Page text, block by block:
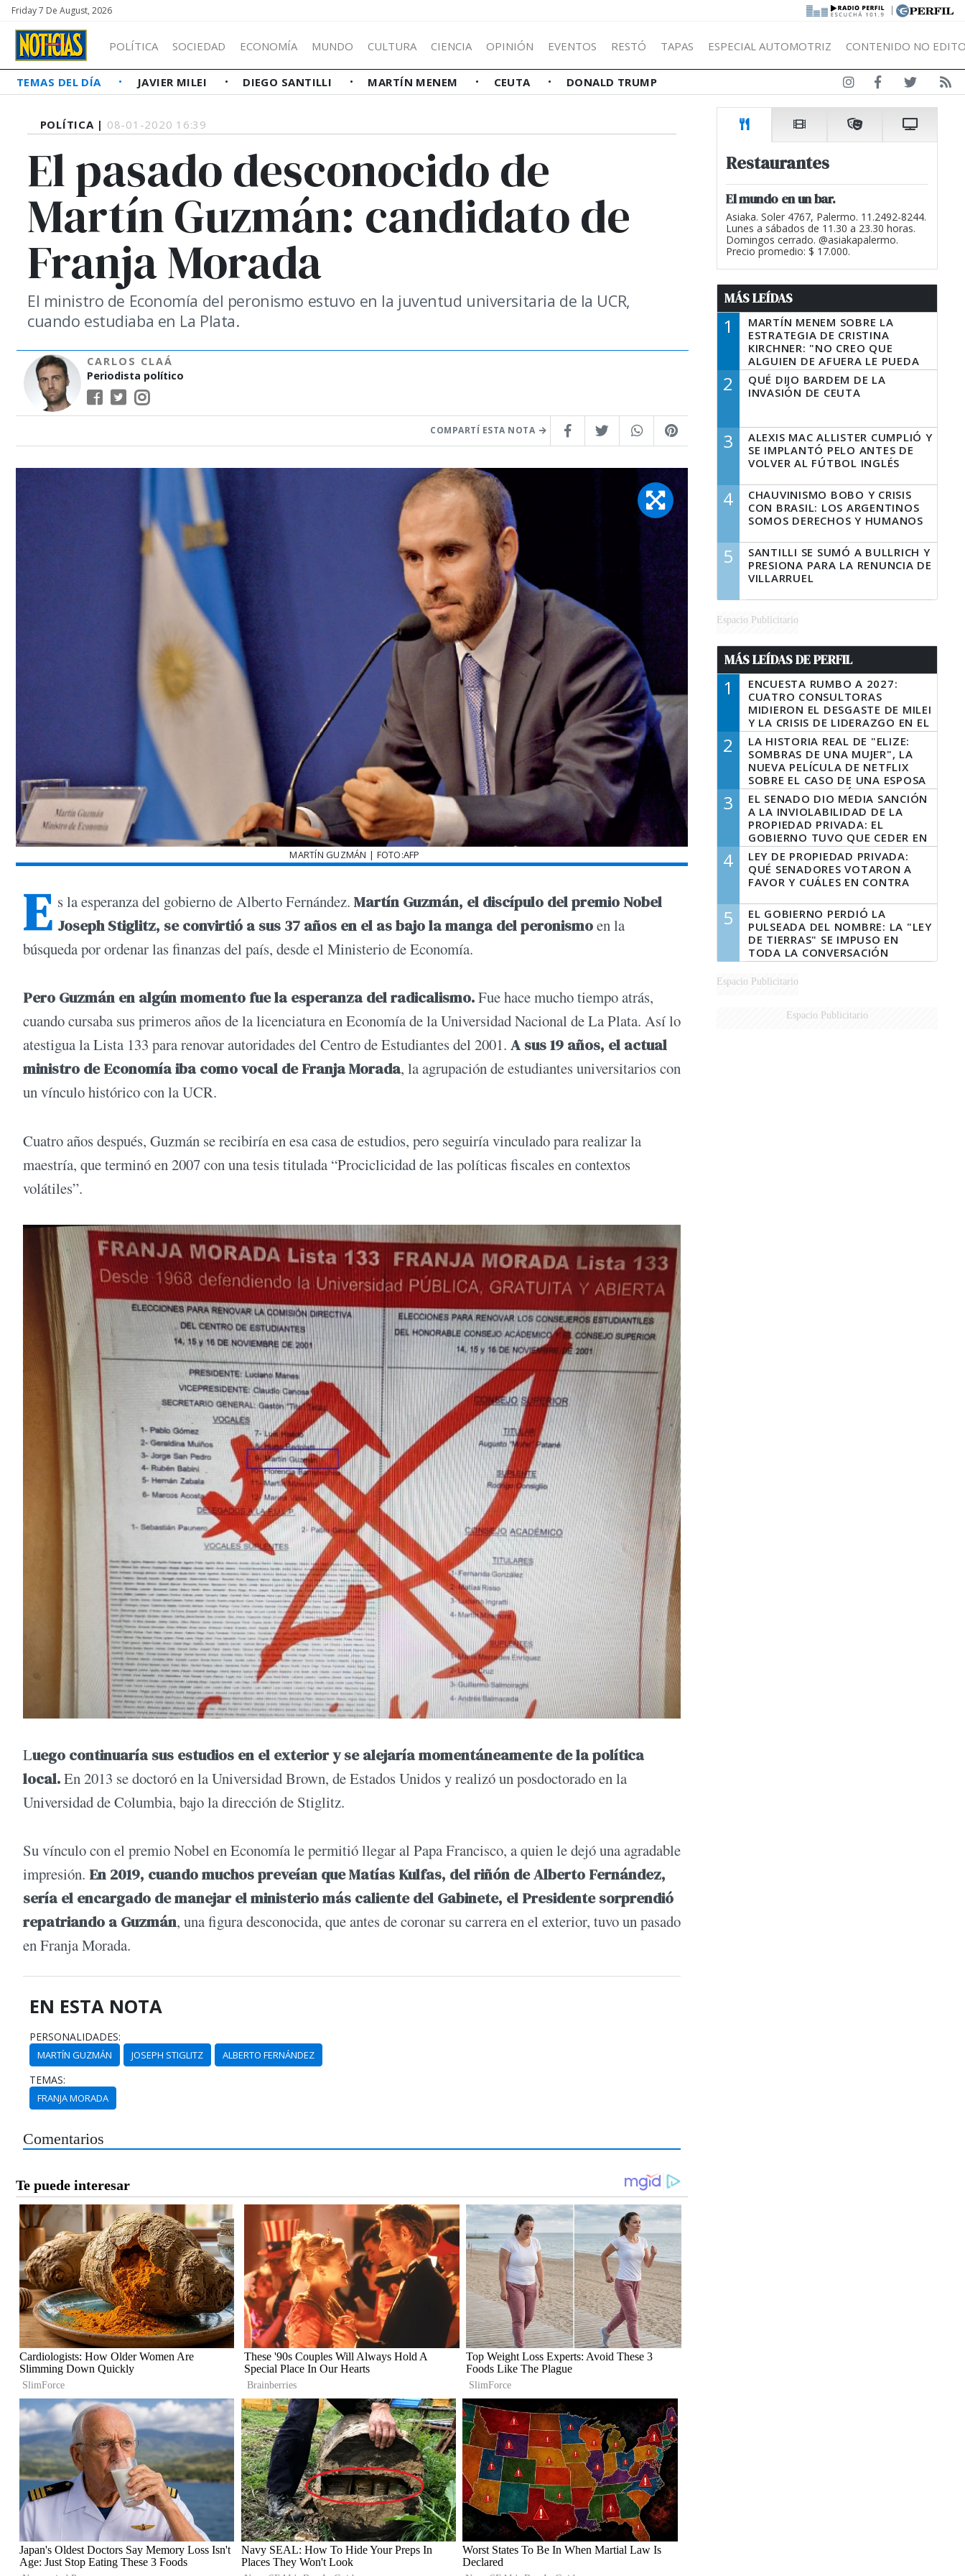
Friday 7 De August, 2026 |
POLÍTICA SOCIEDAD ECONOMÍA MUNDO CULTURA CIENCIA OPINIÓN EVENTOS RESTÓ TAPAS ESPECIAL AUTOMOTRIZ CONTENIDO NO
TEMAS DEL DÍA JAVIER MILEI DIEGO SANTILLI MARTÍN MENEM CEUTA DONALD TRUMP
POLÍTICA | 08-01-2020 16:39
El pasado desconocido de
Martín Guzmán: candidato de
Franja Morada
El ministro de Economía del peronismo estuvo en la juventud universitaria de la UCR,
cuando estudiaba en La Plata.
CARLOS CLAÁ
Periodista político
COMPARTÍ ESTA NOTA
MARTÍN GUZMÁN | FOTO:AFP
E s la esperanza del gobierno de Alberto Fernández. Martín Guzmán, el discípulo del premio Nobel
Joseph Stiglitz, se convirtió a sus 37 años en el as bajo la manga del peronismoen la
búsqueda por ordenar las finanzas del país, desde el Ministerio de Economía.
Pero Guzmán en algún momento fue la esperanza del radicalismo.Fue hace mucho tiempo atrás,
cuando cursaba sus primeros años de la licenciatura en Economía de la Universidad Nacional de La Plata. Así lo
atestigua la Lista 133 para renovar autoridades del Centro de Estudiantes del 2001. A sus 19 años, el actual
ministro de Economía iba como vocal de Franja Morada, la agrupación de estudiantes universitarios con
un vínculo histórico con la UCR.
Cuatro años después, Guzmán se recibiría en esa casa de estudios, pero seguiría vinculado para realizar la
maestría, que terminó en 2007 con una tesis titulada “Prociclicidad de las políticas fiscales en contextos
volátiles”.
Luego continuaría sus estudios en el exterior y se alejaría momentáneamente de la política
local.En 2013 se doctoró en la Universidad Brown, de Estados Unidos y realizó un posdoctorado en la
Universidad de Columbia, bajo la dirección de Stiglitz.
Su vínculo con el premio Nobel en Economía le permitió llegar al Papa Francisco, a quien le dejó una agradable
impresión. En 2019, cuando muchos preveían que Matías Kulfas, del riñón de Alberto Fernández,
sería el encargado de manejar el ministerio más caliente del Gabinete, el Presidente sorprendió
repatriando a Guzmán, una figura desconocida, que antes de coronar su carrera en el exterior, tuvo un pasado
en Franja Morada.
EN ESTA NOTA
PERSONALIDADES:
MARTÍN GUZMÁN JOSEPH STIGLITZ ALBERTO FERNÁNDEZ
TEMAS:
FRANJA MORADA
Comentarios
Restaurantes
El mundo en un bar.
Asiaka. Soler 4767, Palermo. 11.2492-8244.
Lunes a sábados de 11.30 a 23.30 horas.
Domingos cerrado. @asiakapalermo.
Precio promedio: $ 17.000.
MÁS LEÍDAS
1
MARTÍN MENEM SOBRE LA
ESTRATEGIA DE CRISTINA
KIRCHNER: "NO CREO QUE
ALGUIEN DE AFUERA LE PUEDA
DECIR A LA JUSTICIA LO QUE
TIENE QUE HACER"
2
QUÉ DIJO BARDEM DE LA
INVASIÓN DE CEUTA
3
ALEXIS MAC ALLISTER CUMPLIÓ Y
SE IMPLANTÓ PELO ANTES DE
VOLVER AL FÚTBOL INGLÉS
4
CHAUVINISMO BOBO Y CRISIS
CON BRASIL: LOS ARGENTINOS
SOMOS DERECHOS Y HUMANOS
5
SANTILLI SE SUMÓ A BULLRICH Y
PRESIONA PARA LA RENUNCIA DE
VILLARRUEL
Espacio Publicitario
MÁS LEÍDAS DE PERFIL
1
ENCUESTA RUMBO A 2027:
CUATRO CONSULTORAS
MIDIERON EL DESGASTE DE MILEI
Y LA CRISIS DE LIDERAZGO EN EL
PERONISMO
2
LA HISTORIA REAL DE "ELIZE:
SOMBRAS DE UNA MUJER", LA
NUEVA PELÍCULA DE NETFLIX
SOBRE EL CASO DE UNA ESPOSA
QUE DESCUARTIZÓ A SU
MARIDO
3
EL SENADO DIO MEDIA SANCIÓN
A LA INVIOLABILIDAD DE LA
PROPIEDAD PRIVADA: EL
GOBIERNO TUVO QUE CEDER EN
LA LEY DEL MANEJO DEL FUEGO
4
LEY DE PROPIEDAD PRIVADA:
QUÉ SENADORES VOTARON A
FAVOR Y CUÁLES EN CONTRA
5
EL GOBIERNO PERDIÓ LA
PULSEADA DEL NOMBRE: LA "LEY
DE TIERRAS" SE IMPUSO EN
TODA LA CONVERSACIÓN
DIGITAL
Espacio Publicitario
Espacio Publicitario